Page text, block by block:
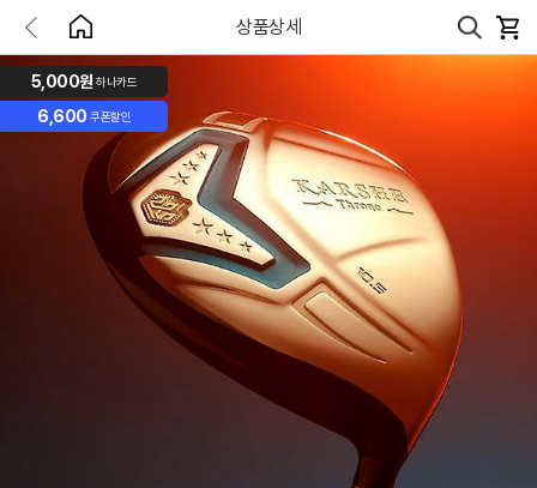
상품상세
5,000원 하나카드
6,600 쿠폰할인